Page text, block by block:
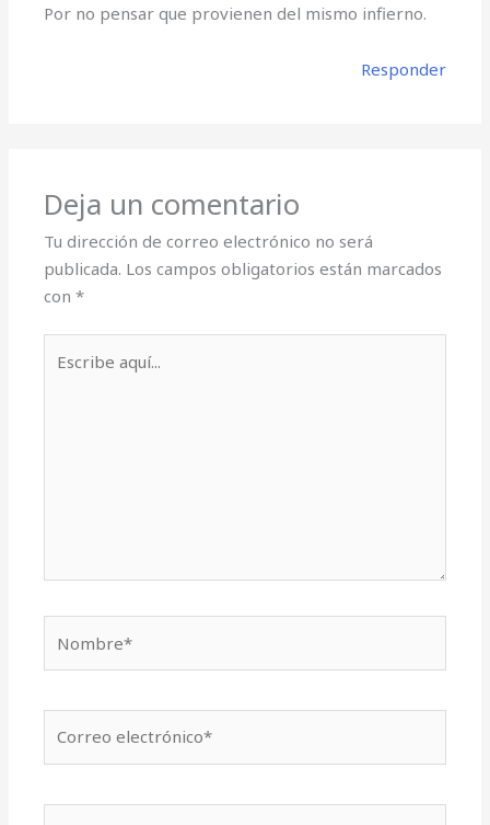
Por no pensar que provienen del mismo infierno.
Responder
Deja un comentario
Tu dirección de correo electrónico no será
publicada. Los campos obligatorios están marcados
con*
aquí...
electrónico*